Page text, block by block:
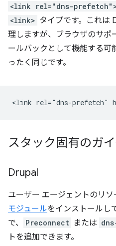
<link rel="dns-
<link> タイプです。これは
理しますが、ブラウザのサポ
ールバックとして機能する可
ったく同じです。
スタック固有のガ
Drupal
ユーザー エージェントのリ
モジュールをインストールし
で、
Preconnect または
トを追加できます。